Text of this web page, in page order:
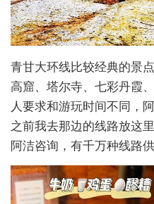
青甘大环线比较经典的景
高窟、塔尔寺、七彩丹霞
人要求和游玩时间不同，
之前我去那边的线路放这
阿洁咨询，有千万种线路